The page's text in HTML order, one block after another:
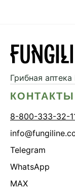
Грибная аптека
КОНТАКТЫ
8-800-333-32-
Telegram
WhatsApp
MAX